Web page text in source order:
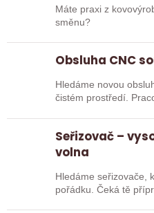
Máte praxi z
směnu?
Obsluha CNC
Hledáme novou
čistém prostředí.
Seřizovač –
volna
Hledáme seřizovače,
pořádku. Čeká tě